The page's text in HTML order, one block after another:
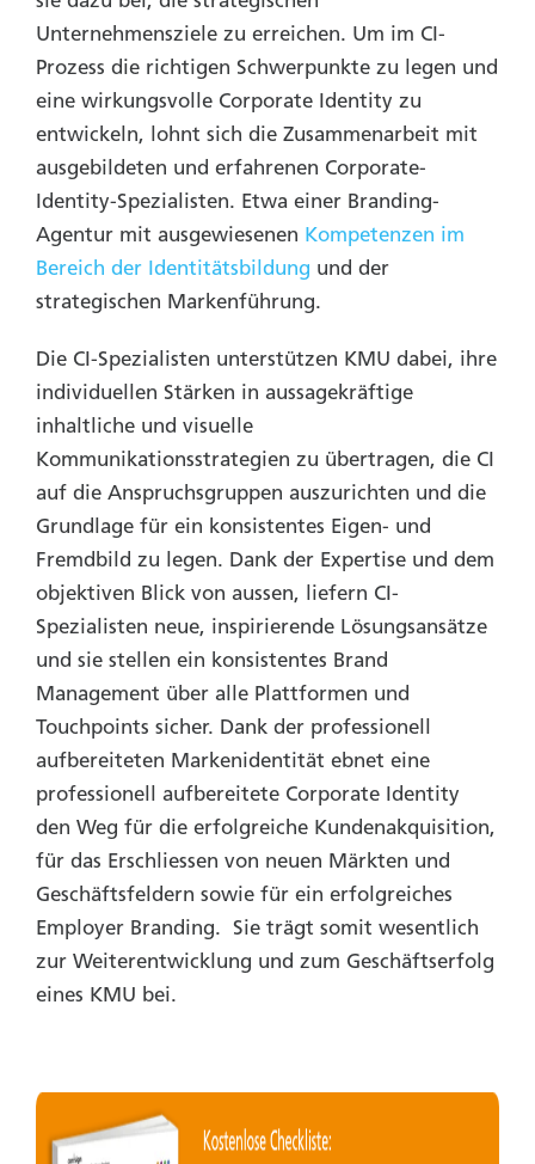
Unternehmensziele zu erreichen. Um im CI-
Prozess die richtigen Schwerpunkte zu legen und
eine wirkungsvolle Corporate Identity zu
entwickeln, lohnt sich die Zusammenarbeit mit
ausgebildeten und erfahrenen Corporate-
Identity-Spezialisten. Etwa einer Branding-
Agentur mit ausgewiesenen Kompetenzen im
Bereich der Identitätsbildung und der
strategischen Markenführung.
Die CI-Spezialisten unterstützen KMU dabei, ihre
individuellen Stärken in aussagekräftige
inhaltliche und visuelle
Kommunikationsstrategien zu übertragen, die CI
auf die Anspruchsgruppen auszurichten und die
Grundlage für ein konsistentes Eigen- und
Fremdbild zu legen. Dank der Expertise und dem
objektiven Blick von aussen, liefern CI-
Spezialisten neue, inspirierende Lösungsansätze
und sie stellen ein konsistentes Brand
Management über alle Plattformen und
Touchpoints sicher. Dank der professionell
aufbereiteten Markenidentität ebnet eine
professionell aufbereitete Corporate Identity
den Weg für die erfolgreiche Kundenakquisition,
für das Erschliessen von neuen Märkten und
Geschäftsfeldern sowie für ein erfolgreiches
Employer Branding. Sie trägt somit wesentlich
zur Weiterentwicklung und zum Geschäftserfolg
eines KMU bei.